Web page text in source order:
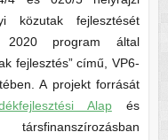
közutak fejlesztését
program által
fejlesztés” című, VP6-
A projekt forrását
Alapés